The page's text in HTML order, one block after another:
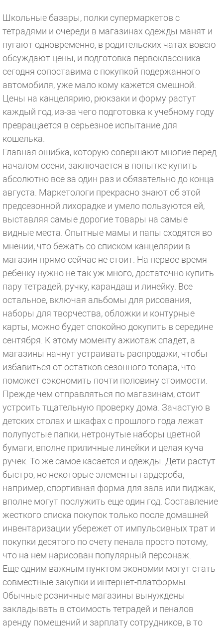
Школьные базары, полки супермаркетов с
тетрадями и очереди в магазинах одежды манят и
пугают одновременно, в родительских чатах вовсю
обсуждают цены, и подготовка первоклассника
сегодня сопоставима с покупкой подержанного
автомобиля, уже мало кому кажется смешной.
Цены на канцелярию, рюкзаки и форму растут
каждый год, из-за чего подготовка к учебному году
превращается в серьезное испытание для
кошелька.
Главная ошибка, которую совершают многие перед
началом осени, заключается в попытке купить
абсолютно все за один раз и обязательно до конца
августа. Маркетологи прекрасно знают об этой
предсезонной лихорадке и умело пользуются ей,
выставляя самые дорогие товары на самые
видные места. Опытные мамы и папы сходятся во
мнении, что бежать со списком канцелярии в
магазин прямо сейчас не стоит. На первое время
ребенку нужно не так уж много, достаточно купить
пару тетрадей, ручку, карандаш и линейку. Все
остальное, включая альбомы для рисования,
наборы для творчества, обложки и контурные
карты, можно будет спокойно докупить в середине
сентября. К этому моменту ажиотаж спадет, а
магазины начнут устраивать распродажи, чтобы
избавиться от остатков сезонного товара, что
поможет сэкономить почти половину стоимости.
Прежде чем отправляться по магазинам, стоит
устроить тщательную проверку дома. Зачастую в
детских столах и шкафах с прошлого года лежат
полупустые папки, нетронутые наборы цветной
бумаги, вполне приличные линейки и целая куча
ручек. То же самое касается и одежды. Дети растут
быстро, но некоторые элементы гардероба,
например, спортивная форма для зала или пиджак,
вполне могут послужить еще один год. Составление
жесткого списка покупок только после домашней
инвентаризации убережет от импульсивных трат и
покупки десятого по счету пенала просто потому,
что на нем нарисован популярный персонаж.
Еще одним важным пунктом экономии могут стать
совместные закупки и интернет-платформы.
Обычные розничные магазины вынуждены
закладывать в стоимость тетрадей и пеналов
аренду помещений и зарплату сотрудников, в то